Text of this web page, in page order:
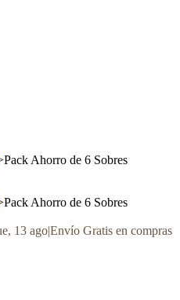
Pack Ahorro de 6 Sobres
Pack Ahorro de 6 Sobres
13 ago|Envío Gratis en compras